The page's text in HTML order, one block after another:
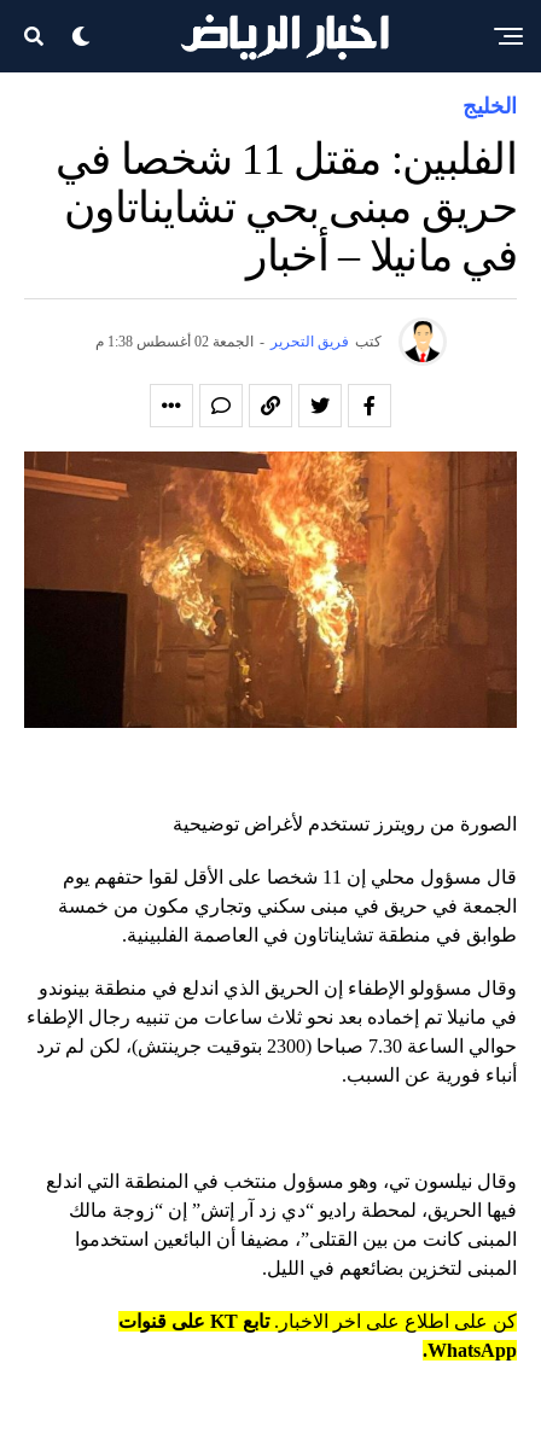
الخليج
الفلبين: مقتل 11 شخصا في
حريق مبنى بحي تشايناتاون
في مانيلا – أخبار
كتب فريق التحرير - الجمعة 02 أغسطس 1:38 م
الصورة من رويترز تستخدم لأغراض توضيحية
قال مسؤول محلي إن 11 شخصا على الأقل لقوا حتفهم يوم
الجمعة في حريق في مبنى سكني وتجاري مكون من خمسة
طوابق في منطقة تشايناتاون في العاصمة الفلبينية.
وقال مسؤولو الإطفاء إن الحريق الذي اندلع في منطقة بينوندو
في مانيلا تم إخماده بعد نحو ثلاث ساعات من تنبيه رجال الإطفاء
حوالي الساعة 7.30 صباحا (2300 بتوقيت جرينتش)، لكن لم ترد
أنباء فورية عن السبب.
وقال نيلسون تي، وهو مسؤول منتخب في المنطقة التي اندلع
فيها الحريق، لمحطة راديو “دي زد آر إتش” إن “زوجة مالك
المبنى كانت من بين القتلى”، مضيفا أن البائعين استخدموا
المبنى لتخزين بضائعهم في الليل.
كن على اطلاع على اخر الاخبار.
تابع KT على قنوات
WhatsApp.